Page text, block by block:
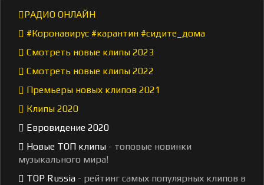
РАДИО ОНЛАЙН
#Коронавирус #карантин #сидите_дома
Смотреть новые клипы 2023
Смотреть новые клипы 2022
Премьеры новых клипов 2021
Клипы 2020
Евровидение 2020
Новые ТОП клипы - топовые новинки
музыкального мира!
TOP Russia - рейтинг самых популярных клипов в